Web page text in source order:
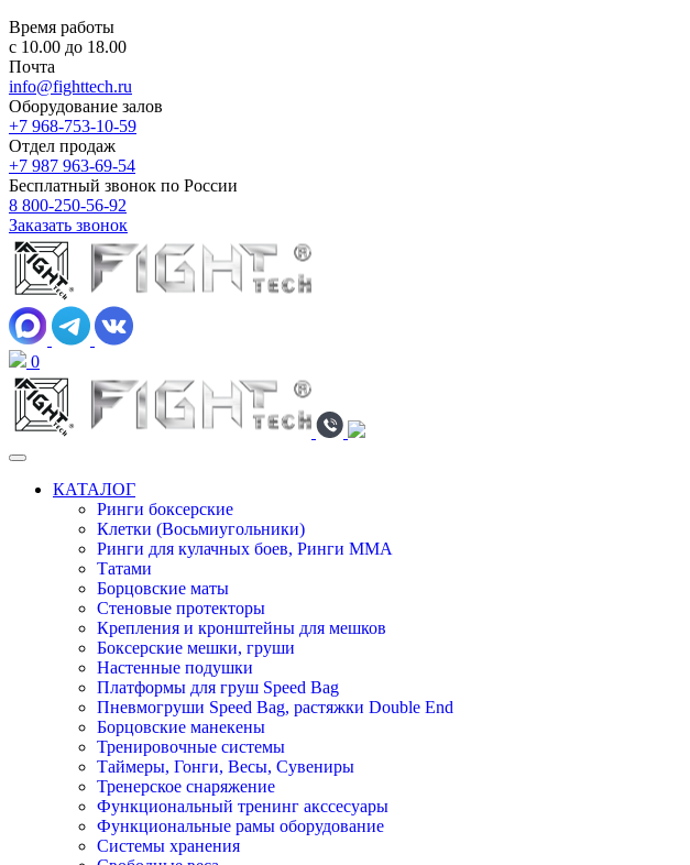
Время работы
с 10.00 до 18.00
Почта
info@fighttech.ru
Оборудование залов
+7 968-753-10-59
Отдел продаж
+7 987 963-69-54
Бесплатный звонок по России
8 800-250-56-92
Заказать звонок
0
КАТАЛОГ
Ринги боксерские
Клетки (Восьмиугольники)
Ринги для кулачных боев, Ринги ММА
Татами
Борцовские маты
Стеновые протекторы
Крепления и кронштейны для мешков
Боксерские мешки, груши
Настенные подушки
Платформы для груш Speed Bag
Пневмогруши Speed Bag, растяжки Double End
Борцовские манекены
Тренировочные системы
Таймеры, Гонги, Весы, Сувениры
Тренерское снаряжение
Функциональный тренинг акссесуары
Функциональные рамы оборудование
Системы хранения